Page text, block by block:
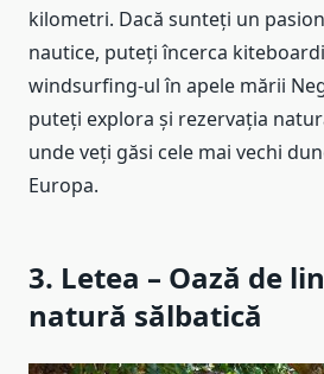
kilometri. Dacă sunteți un
nautice, puteți încerca
windsurfing-ul în apele mării
puteți explora și rezervația
unde veți găsi cele mai vechi
Europa.
3. Letea – Oază de
natură sălbatică